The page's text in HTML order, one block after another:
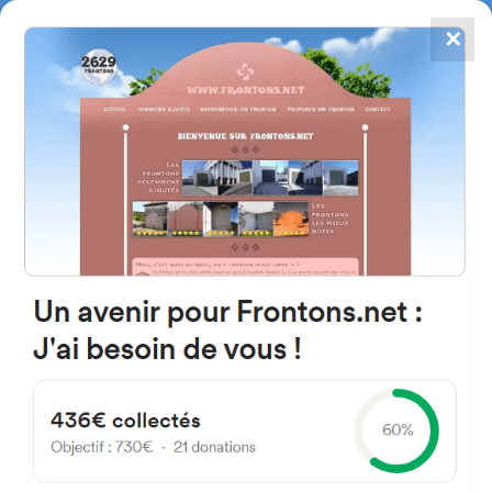
FRONTONS.NET
BUSCAR UN FRONTÓN
AÑADIR UN FRONTÓN
4784
frontones
64300 Bonnut, Francia
1323-1351 Route du Bourg
✕